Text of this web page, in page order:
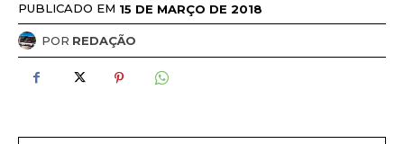
PUBLICADO EM 15 DE MARÇO DE 2018
POR REDAÇÃO